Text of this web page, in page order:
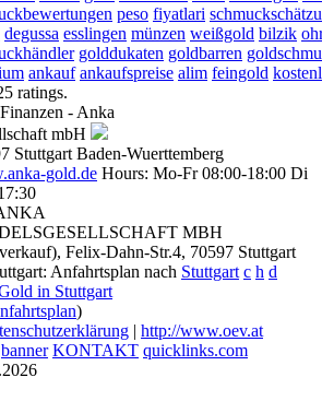
peso fiyatlari
degussa esslingen münzen weißgold bilzik
golddukaten goldbarren
ankauf ankaufspreise alim feingold
ratings.
- Anka
mbH
Stuttgart Baden-Wuerttemberg
gold.de Hours: Mo-Fr 08:00-18:00 Di
MBH
Felix-Dahn-Str.4, 70597 Stuttgart
Anfahrtsplan nach Stuttgart c h d
in Stuttgart
)
| http://www.oev.at
banner KONTAKT quicklinks.com